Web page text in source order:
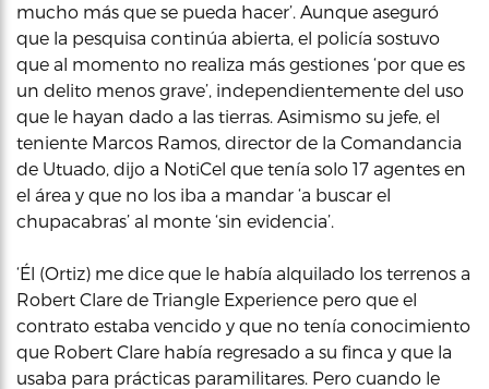
mucho más que se pueda hacer’. Aunque aseguró
que la pesquisa continúa abierta, el policía sostuvo
que al momento no realiza más gestiones ‘por que es
un delito menos grave’, independientemente del uso
que le hayan dado a las tierras. Asimismo su jefe, el
teniente Marcos Ramos, director de la Comandancia
de Utuado, dijo a NotiCel que tenía solo 17 agentes en
el área y que no los iba a mandar ‘a buscar el
chupacabras’ al monte ‘sin evidencia’.
‘Él (Ortiz) me dice que le había alquilado los terrenos a
Robert Clare de Triangle Experience pero que el
contrato estaba vencido y que no tenía conocimiento
que Robert Clare había regresado a su finca y que la
usaba para prácticas paramilitares. Pero cuando le